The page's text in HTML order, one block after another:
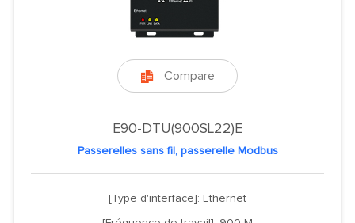
 Compare
E90-DTU(900SL22)E
Passerelles sans fil, passerelle Modbus
[Type d'interface]: Ethernet